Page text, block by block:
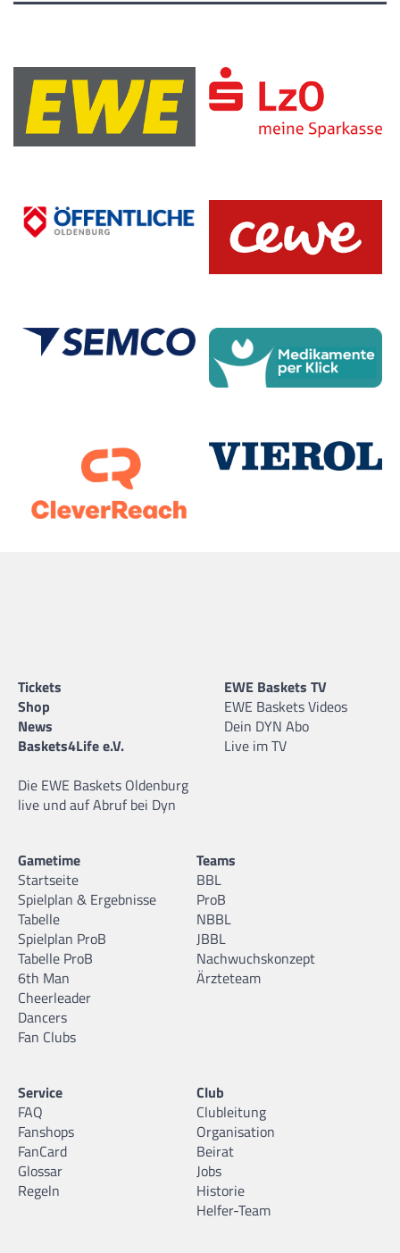
Tickets
Shop
News
Baskets4Life e.V.
Die EWE Baskets Oldenburg
live und auf Abruf bei Dyn
EWE Baskets TV
EWE Baskets Videos
Dein DYN Abo
Live im TV
Gametime
Startseite
Spielplan & Ergebnisse
Tabelle
Spielplan ProB
Tabelle ProB
6th Man
Cheerleader
Dancers
Fan Clubs
Teams
BBL
ProB
NBBL
JBBL
Nachwuchskonzept
Ärzteteam
Service
FAQ
Fanshops
FanCard
Glossar
Regeln
Club
Clubleitung
Organisation
Beirat
Jobs
Historie
Helfer-Team